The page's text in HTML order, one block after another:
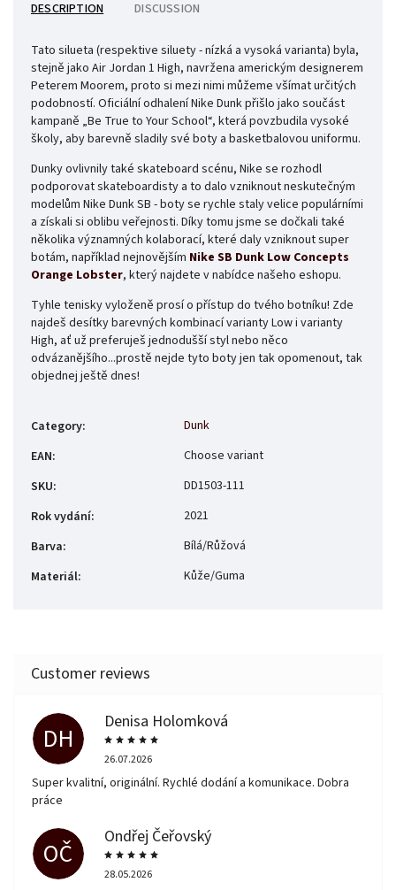
DESCRIPTION DISCUSSION
Tato silueta (respektive siluety - nízká a vysoká varianta) byla,
stejně jako Air Jordan 1 High, navržena americkým designerem
Peterem Moorem, proto si mezi nimi můžeme všímat určitých
podobností. Oficiální odhalení Nike Dunk přišlo jako součást
kampaně „Be True to Your School“, která povzbudila vysoké
školy, aby barevně sladily své boty a basketbalovou uniformu.
Dunky ovlivnily také skateboard scénu, Nike se rozhodl
podporovat skateboardisty a to dalo vzniknout neskutečným
modelům Nike Dunk SB - boty se rychle staly velice populárními
a získali si oblibu veřejnosti. Díky tomu jsme se dočkali také
několika významných kolaborací, které daly vzniknout super
botám, například nejnovějším Nike SB Dunk Low Concepts
Orange Lobster, který najdete v nabídce našeho eshopu.
Tyhle tenisky vyloženě prosí o přístup do tvého botníku! Zde
najdeš desítky barevných kombinací varianty Low i varianty
High, ať už preferuješ jednodušší styl nebo něco
odvázanějšího...prostě nejde tyto boty jen tak opomenout, tak
objednej ještě dnes!
Category:
Dunk
EAN:
Choose variant
SKU:
DD1503-111
Rok vydání:
2021
Barva:
Bílá/Růžová
Materiál: Kůže/Guma
DH
Denisa Holomková
26.07.2026
Super kvalitní, originální. Rychlé dodání a komunikace. Dobra
práce
OČ
Ondřej Čeřovský
28.05.2026